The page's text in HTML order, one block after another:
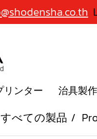
リンター 治具製作
すべての製品